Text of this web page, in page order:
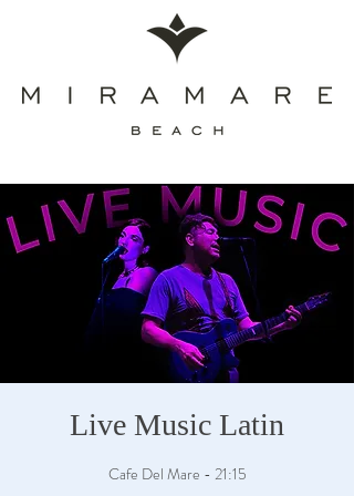
Live Music Latin
Cafe Del Mare - 21:15